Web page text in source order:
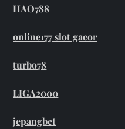
HAO788
online177 slot gacor
turbo78
LIGA2000
jepangbet